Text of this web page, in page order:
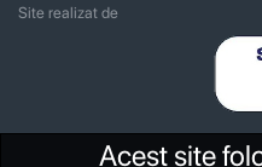
Acest site
Site realizat de